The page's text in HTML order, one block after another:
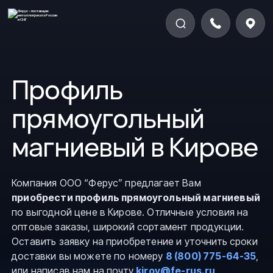
Профиль
прямоугольный
магниевый в Кирове
Компания ООО “Ферус” предлагает Вам
приобрести профиль прямоугольный магниевый
по выгодной цене в Кирове. Отличные условия на
оптовые заказы, широкий сортамент продукции.
Оставить заявку на приобретение и уточнить сроки
доставки вы можете по номеру 8 (800) 775-64-35,